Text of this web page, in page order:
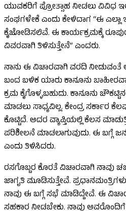
ಯುವಕರಿಗೆ ಪ್ರೋತ್ಸಾಹ ನೀಡಲು ವಿವಿಧ
ಸಂಘಗಳೇಕೆ ಎಂದು ಕೇಳಿದಾಗ “ಈ
ಕೈಜೋಡಿಸಲಿವೆ. ಈ ಕಾರ್ಯಕ್ರಮಕ್ಕೆ
ವಿವರವಾಗಿ ತಿಳಿಸುತ್ತೇನೆ” ಎಂದರು.
ನಾನು ಈ ವಿಚಾರವಾಗಿ ವರದಿ
ಬಂದ ಬಳಿಕ ಯಾರು ಕಾನೂನು
ಕ್ರಮ ಕೈಗೊಳ್ಳಬಹುದು. ಕಾನೂನು
ಮಾಡಲು ಸಾಧ್ಯವಿಲ್ಲ. ಕೇಂದ್ರ ಸರ್ಕಾರ
ಕೊಟ್ಟಿದೆ. ಅದರ ವ್ಯಾಪ್ತಿಯಲ್ಲಿ ಕೆಲಸ
ಪರಿಶೀಲನೆ ಮಾಡಲಾಗುವುದು. ಈ ಬಗ್ಗೆ
ಎಂದು ತಿಳಿಸಿದರು.
ರಸಗೊಬ್ಬರ ಕೊರತೆ ವಿಚಾರವಾಗಿ ನಾವು
ಜಾಗೃತಿ ಮೂಡಿಸುತ್ತೇವೆ.
ನಾವು ಈ ಬಗ್ಗೆ ಸಭೆ ಮಾಡಿದ್ದೇವೆ. ಈ
ಸಹಕಾರ ನೀಡಬೇಕು. ನಾವು ಅವರೊಂದಿಗೆ